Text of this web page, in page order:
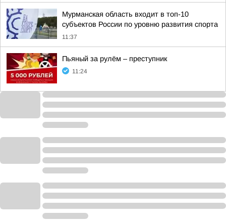
Мурманская область входит в топ-10
субъектов России по уровню развития спорта
11:37
Пьяный за рулём – преступник
11:24